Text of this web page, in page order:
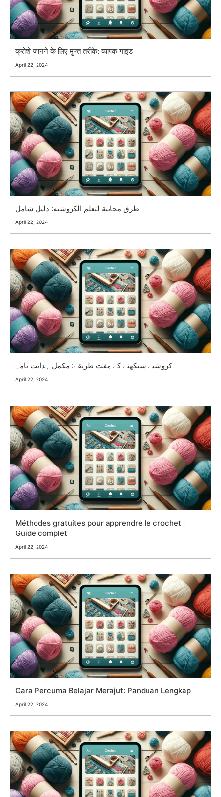
क्रोशे जानने के लिए मुफ्त तरीके: व्यापक गाइड
April 22, 2024
طرق مجانية لتعلم الكروشيه: دليل شامل
April 22, 2024
کروشیے سیکھنے کے مفت طریقے: مکمل ہدایت نامہ
April 22, 2024
Méthodes gratuites pour apprendre le crochet :
Guide complet
April 22, 2024
Cara Percuma Belajar Merajut: Panduan Lengkap
April 22, 2024